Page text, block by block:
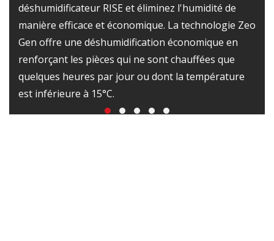
déshumidificateur RISE et éliminez l'humidité de
manière efficace et économique. La technologie Zeo
Gen offre une déshumidification économique en
renforçant les pièces qui ne sont chauffées que
quelques heures par jour ou dont la température
est inférieure à 15°C.